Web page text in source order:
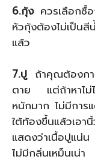
6.กุ้งควรเลือกซื้อ
หัวกุ้งต้องไม่เป็น
แล้ว
7.ปูถ้าคุณต้องกา
ตาย แต่ถ้าหาไม่
หนักมาก ไม่มีการ
ใต้ท้องขึ้นแล้วเอ
แสดงว่าเนื้อปูแน่น
ไม่มีกลิ่นเหม็นเน่า